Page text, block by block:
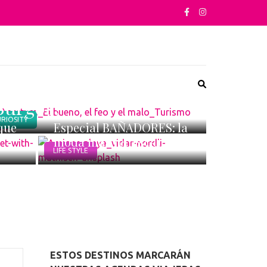
LIFE STYLE
Especial BAÑADORES: la
moda más refrescante
ESTOS DESTINOS MARCARÁN